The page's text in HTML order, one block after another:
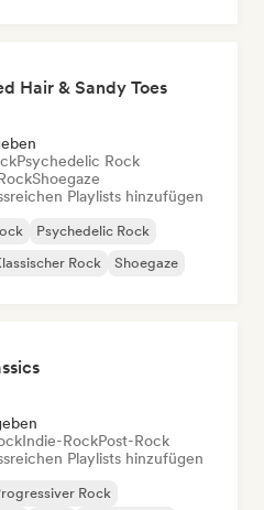
Hair & Sandy Toes
Psychedelic Rock
Shoegaze
Playlists hinzufügen
Psychedelic Rock
Rock Shoegaze
Indie-RockPost-Rock
Playlists hinzufügen
Rock